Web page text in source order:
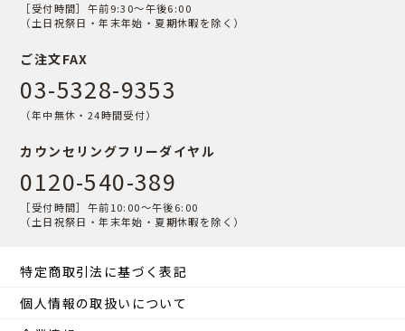
［受付時間］午前9:30〜午後6:00
（土日祝祭日・年末年始・夏期休暇を除く）
ご注文FAX
03-5328-9353
（年中無休・24時間受付）
カウンセリングフリーダイヤル
0120-540-389
［受付時間］午前10:00〜午後6:00
（土日祝祭日・年末年始・夏期休暇を除く）
特定商取引法に基づく表記
個人情報の取扱いについて